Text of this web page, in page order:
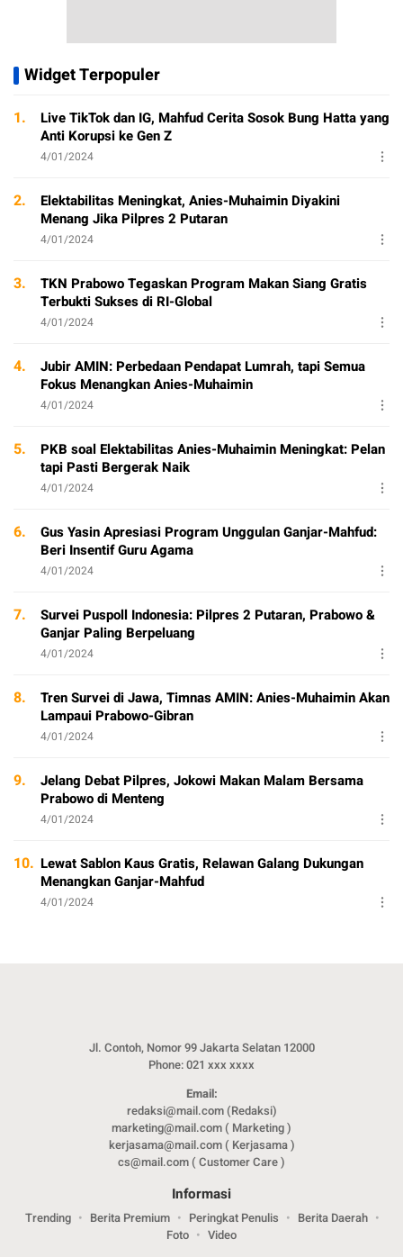
Widget Terpopuler
1.
Live TikTok dan IG, Mahfud Cerita Sosok Bung Hatta yang
Anti Korupsi ke Gen Z
4/01/2024
2.
Elektabilitas Meningkat, Anies-Muhaimin Diyakini
Menang Jika Pilpres 2 Putaran
4/01/2024
3.
TKN Prabowo Tegaskan Program Makan Siang Gratis
Terbukti Sukses di RI-Global
4/01/2024
4.
Jubir AMIN: Perbedaan Pendapat Lumrah, tapi Semua
Fokus Menangkan Anies-Muhaimin
4/01/2024
5.
PKB soal Elektabilitas Anies-Muhaimin Meningkat: Pelan
tapi Pasti Bergerak Naik
4/01/2024
6.
Gus Yasin Apresiasi Program Unggulan Ganjar-Mahfud:
Beri Insentif Guru Agama
4/01/2024
7.
Survei Puspoll Indonesia: Pilpres 2 Putaran, Prabowo &
Ganjar Paling Berpeluang
4/01/2024
8.
Tren Survei di Jawa, Timnas AMIN: Anies-Muhaimin Akan
Lampaui Prabowo-Gibran
4/01/2024
9.
Jelang Debat Pilpres, Jokowi Makan Malam Bersama
Prabowo di Menteng
4/01/2024
10. Lewat Sablon Kaus Gratis, Relawan Galang Dukungan
Menangkan Ganjar-Mahfud
4/01/2024
Jl. Contoh, Nomor 99 Jakarta Selatan 12000
Phone: 021 xxx xxxx
Email:
redaksi@mail.com (Redaksi)
marketing@mail.com ( Marketing )
kerjasama@mail.com ( Kerjasama )
cs@mail.com ( Customer Care )
Informasi
Trending Berita Premium Peringkat Penulis
Berita Daerah
Foto
Video